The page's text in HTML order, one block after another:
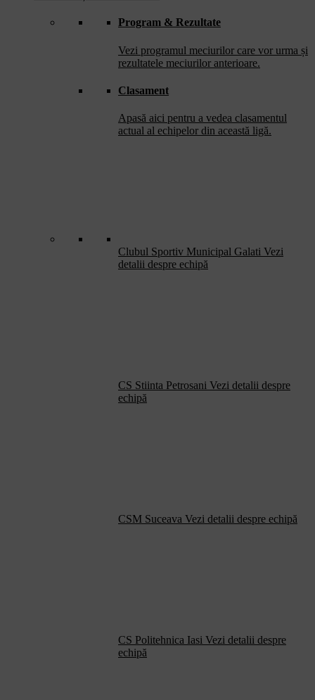
Program & Rezultate
Vezi programul meciurilor care vor urma și
rezultatele meciurilor anterioare.
Clasament
Apasă aici pentru a vedea clasamentul
actual al echipelor din această ligă.
Clubul Sportiv Municipal Galati Vezi
detalii despre echipă
CS Stiinta Petrosani Vezi detalii despre
echipă
CSM Suceava Vezi detalii despre echipă
CS Politehnica Iasi Vezi detalii despre
echipă